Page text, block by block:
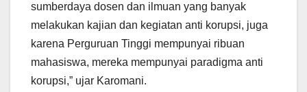
sumberdaya dosen dan ilmuan yang banyak
melakukan kajian dan kegiatan anti korupsi, juga
karena Perguruan Tinggi mempunyai ribuan
mahasiswa, mereka mempunyai paradigma anti
korupsi,” ujar Karomani.